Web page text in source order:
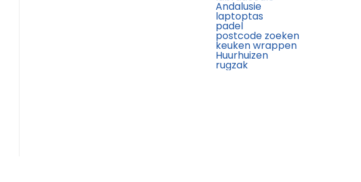
Andalusie
laptoptas
padel
postcode zoeken
keuken wrappen
Huurhuizen
rugzak